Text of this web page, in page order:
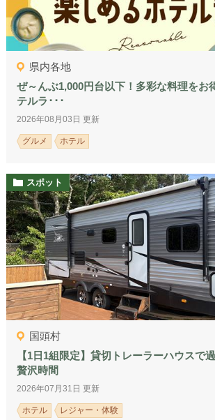
県内各地
ぜ～んぶ1,000円台以下！多彩な料理をお
テルラ･･･
2026年08月03日 更新
グルメ ホテル
スポット
国頭村
【1日1組限定】貸切トレーラーハウスで
贅沢時間
2026年07月31日 更新
ホテル レジャー・体験